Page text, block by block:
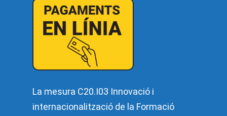
La mesura C20.I03 Innovació i
internacionalització de la Formació